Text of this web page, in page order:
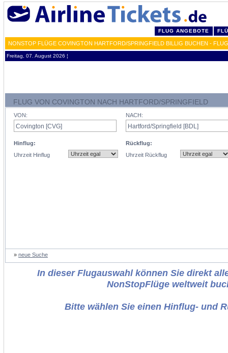
FLUG ANGEBOTE
NONSTOP FLÜGE COVINGTON HARTFORD/SPRINGFIELD BILLIG BUCHEN -
Freitag, 07. August 2026 ¦
FLUG VON COVINGTON NACH HARTFORD/SPRINGFIELD
VON:
Hinflug:
Uhrzeit Hinflug
NACH:
Rückflug:
Uhrzeit Rückflug
» neue Suche
In dieser Flugauswahl können Sie direkt
NonStopFlüge weltweit
Bitte wählen Sie einen Hinflug- und